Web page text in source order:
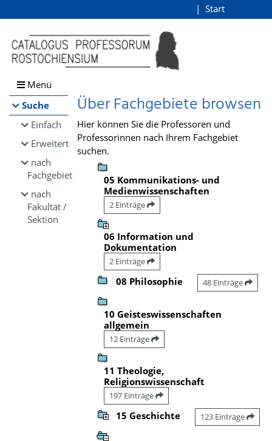
Browsen
direkt zum Inhalt
Start
Menü
Suche
Einfach
Erweitert
nach
Fachgebiet
nach
Fakultät /
Sektion
Über Fachgebiete browsen
Hier können Sie die Professoren und
Professorinnen nach Ihrem Fachgebiet
suchen.
05 Kommunikations- und
Medienwissenschaften
2 Einträge
06 Information und
Dokumentation
2 Einträge
08 Philosophie 48 Einträge
10 Geisteswissenschaften
allgemein
12 Einträge
11 Theologie,
Religionswissenschaft
197 Einträge
15 Geschichte 123 Einträge